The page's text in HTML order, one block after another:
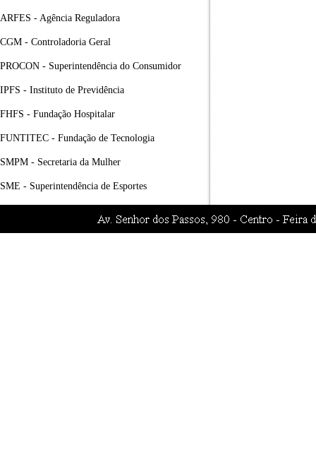
ARFES - Agência Reguladora
CGM - Controladoria Geral
PROCON - Superintendência do Consumidor
IPFS - Instituto de Previdência
FHFS - Fundação Hospitalar
FUNTITEC - Fundação de Tecnologia
SMPM - Secretaria da Mulher
SME - Superintendência de Esportes